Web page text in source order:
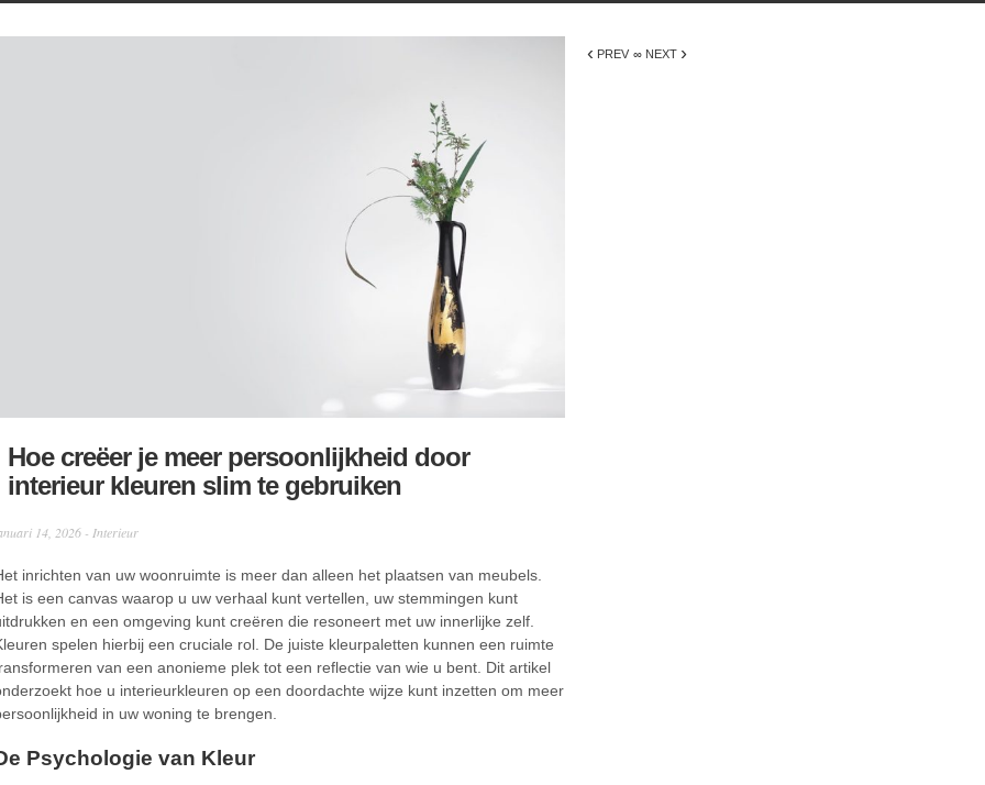
Hoe creëer je meer persoonlijkheid door
interieur kleuren slim te gebruiken
14, 2026 - Interieur
inrichten van uw woonruimte is meer dan alleen het plaatsen van meubels.
is een canvas waarop u uw verhaal kunt vertellen, uw stemmingen kunt
en een omgeving kunt creëren die resoneert met uw innerlijke zelf.
spelen hierbij een cruciale rol. De juiste kleurpaletten kunnen een ruimte
van een anonieme plek tot een reflectie van wie u bent. Dit artikel
hoe u interieurkleuren op een doordachte wijze kunt inzetten om meer
in uw woning te brengen.
Psychologie van Kleur
‹ PREV ∞ NEXT ›